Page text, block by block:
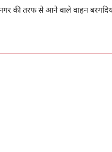
की तरफ से आने वाले वाहन